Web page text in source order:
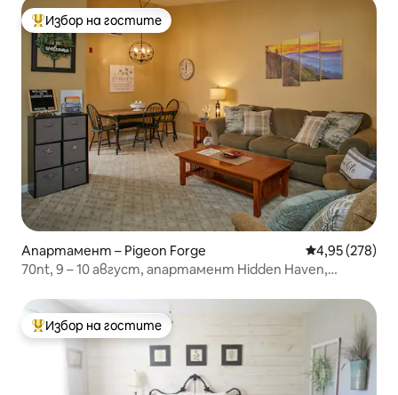
Най-популярен избор на гостите
Избор на гостите
Апартамент – Pigeon Forge Средна
4,95 (278)
70nt, 9 – 10 август, апартамент Hidden Haven,
Най-популярен избор на гостите
Избор на гостите